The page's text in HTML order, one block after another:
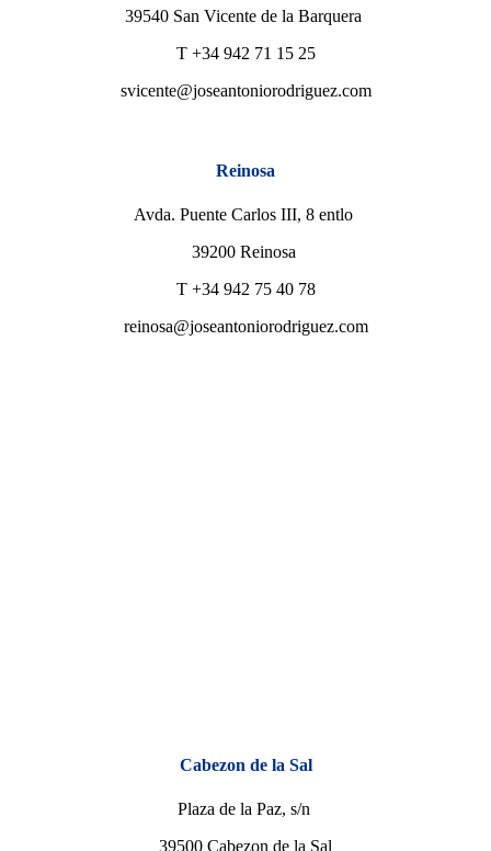
39540 San Vicente de la Barquera
T +34 942 71 15 25
svicente@joseantoniorodriguez.com
Reinosa
Avda. Puente Carlos III, 8 entlo
39200 Reinosa
T +34 942 75 40 78
reinosa@joseantoniorodriguez.com
Cabezon de la Sal
Plaza de la Paz, s/n
39500 Cabezon de la Sal